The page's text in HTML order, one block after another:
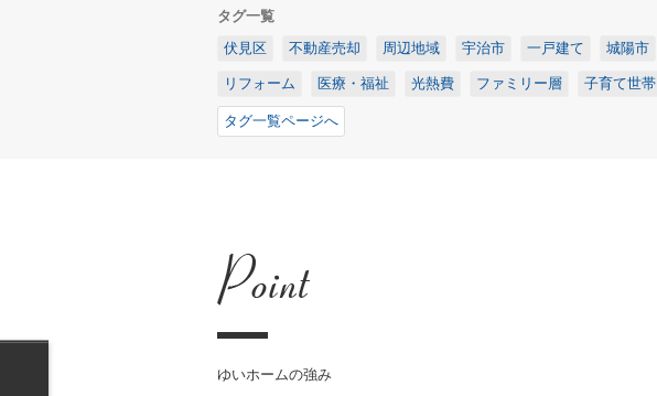
タグ一覧
伏見区
不動産売却 周辺地域 宇治市 一戸建て 城陽市
リフォーム 医療・福祉 光熱費 ファミリー層 子育て世帯
タグ一覧ページへ
ゆいホームの強み